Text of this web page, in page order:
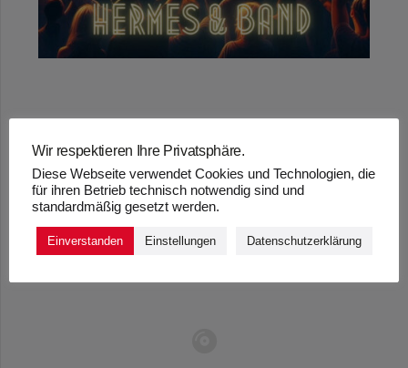
„WIR STELLEN DIE
NACHT AUF DEN
KOPF“ – HERMES
Wir respektieren Ihre Privatsphäre.
Diese Webseite verwendet Cookies und Technologien, die
für ihren Betrieb technisch notwendig sind und
standardmäßig gesetzt werden.
Einverstanden Einstellungen Datenschutzerklärung